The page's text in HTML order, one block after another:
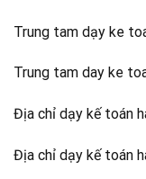
Trung tam dạy ke
Trung tam day ke
Địa chỉ dạy kế toán
Địa chỉ dạy kế toán